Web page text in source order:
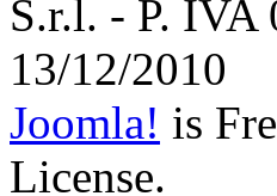
S.r.l. - P.
13/12/2010
Joomla! is
License.